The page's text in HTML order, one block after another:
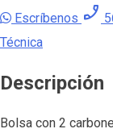
Escríbenos phone_enabled
Técnica
Descripción
Bolsa con 2